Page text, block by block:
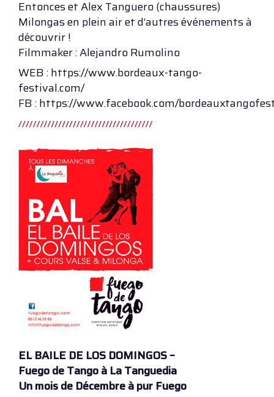
Entonces et Alex Tanguero (chaussures)
Milongas en plein air et d’autres événements à
découvrir !
Filmmaker : Alejandro Rumolino
WEB : https://www.bordeaux-tango-
festival.com/
FB : https://www.facebook.com/
EL BAILE DE LOS DOMINGOS –
Fuego de Tango à La Tanguedia
Un mois de Décembre à pur Fuego